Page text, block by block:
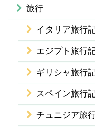
旅行
イタリア旅行
エジプト旅行
ギリシャ旅行
スペイン旅行
チュニジア旅